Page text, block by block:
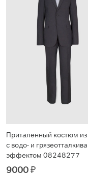
Приталенный костюм из
с водо- и
эффектом 08248277
9000₽